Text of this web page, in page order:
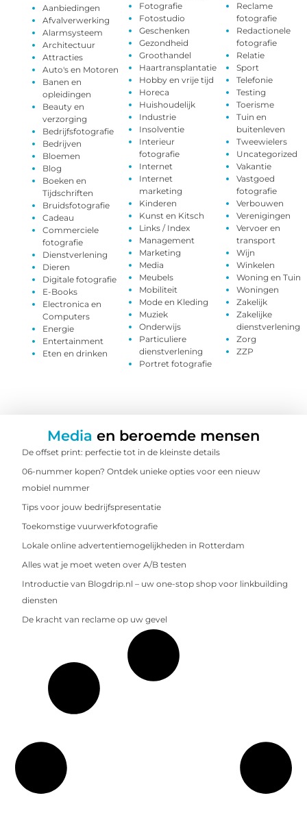
Aanbiedingen
Afvalverwerking
Alarmsysteem
Architectuur
Attracties
Auto's en Motoren
Banen en
opleidingen
Beauty en
verzorging
Bedrijfsfotografie
Bedrijven
Bloemen
Blog
Boeken en
Tijdschriften
Bruidsfotografie
Cadeau
Commerciele
fotografie
Dienstverlening
Dieren
Digitale fotografie
E-Books
Electronica en
Computers
Energie
Entertainment
Eten en drinken
Fotografie
Fotostudio
Geschenken
Gezondheid
Groothandel
Haartransplantatie
Hobby en vrije tijd
Horeca
Huishoudelijk
Industrie
Insolventie
Interieur
fotografie
Internet
Internet
marketing
Kinderen
Kunst en Kitsch
Links / Index
Management
Marketing
Media
Meubels
Mobiliteit
Mode en Kleding
Muziek
Onderwijs
Particuliere
dienstverlening
Portret fotografie
Reclame
fotografie
Redactionele
fotografie
Relatie
Sport
Telefonie
Testing
Toerisme
Tuin en
buitenleven
Tweewielers
Uncategorized
Vakantie
Vastgoed
fotografie
Verbouwen
Verenigingen
Vervoer en
transport
Wijn
Winkelen
Woning en Tuin
Woningen
Zakelijk
Zakelijke
dienstverlening
Zorg
ZZP
Media en beroemde mensen
De offset print: perfectie tot in de kleinste details
06-nummer kopen? Ontdek unieke opties voor een nieuw
mobiel nummer
Tips voor jouw bedrijfspresentatie
Toekomstige vuurwerkfotografie
Lokale online advertentiemogelijkheden in Rotterdam
Alles wat je moet weten over A/B testen
Introductie van Blogdrip.nl – uw one-stop shop voor linkbuilding
diensten
De kracht van reclame op uw gevel